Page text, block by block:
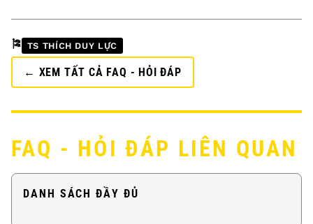
🎏 TS THÍCH DUY LỰC
← XEM TẤT CẢ FAQ - HỎI ĐÁP
FAQ - HỎI ĐÁP LIÊN QUAN
DANH SÁCH ĐẦY ĐỦ